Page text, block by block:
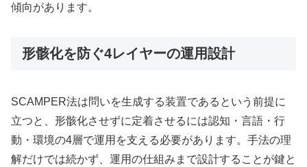
傾向があります。
形骸化を防ぐ4レイヤーの運用設計
SCAMPER法は問いを生成する装置であるという前提に
立つと、形骸化させずに定着させるには認知・言語・行
動・環境の4層で運用を支える必要があります。手法の理
解だけでは続かず、運用の仕組みまで設計することが鍵と